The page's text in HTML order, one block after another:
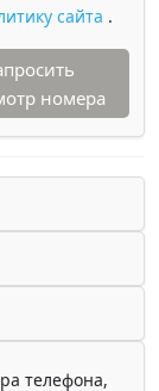
сайта .
номера
телефона,